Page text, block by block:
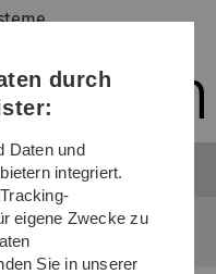
II"
durch
Daten und
integriert.
eigene Zwecke zu
Sie in unserer